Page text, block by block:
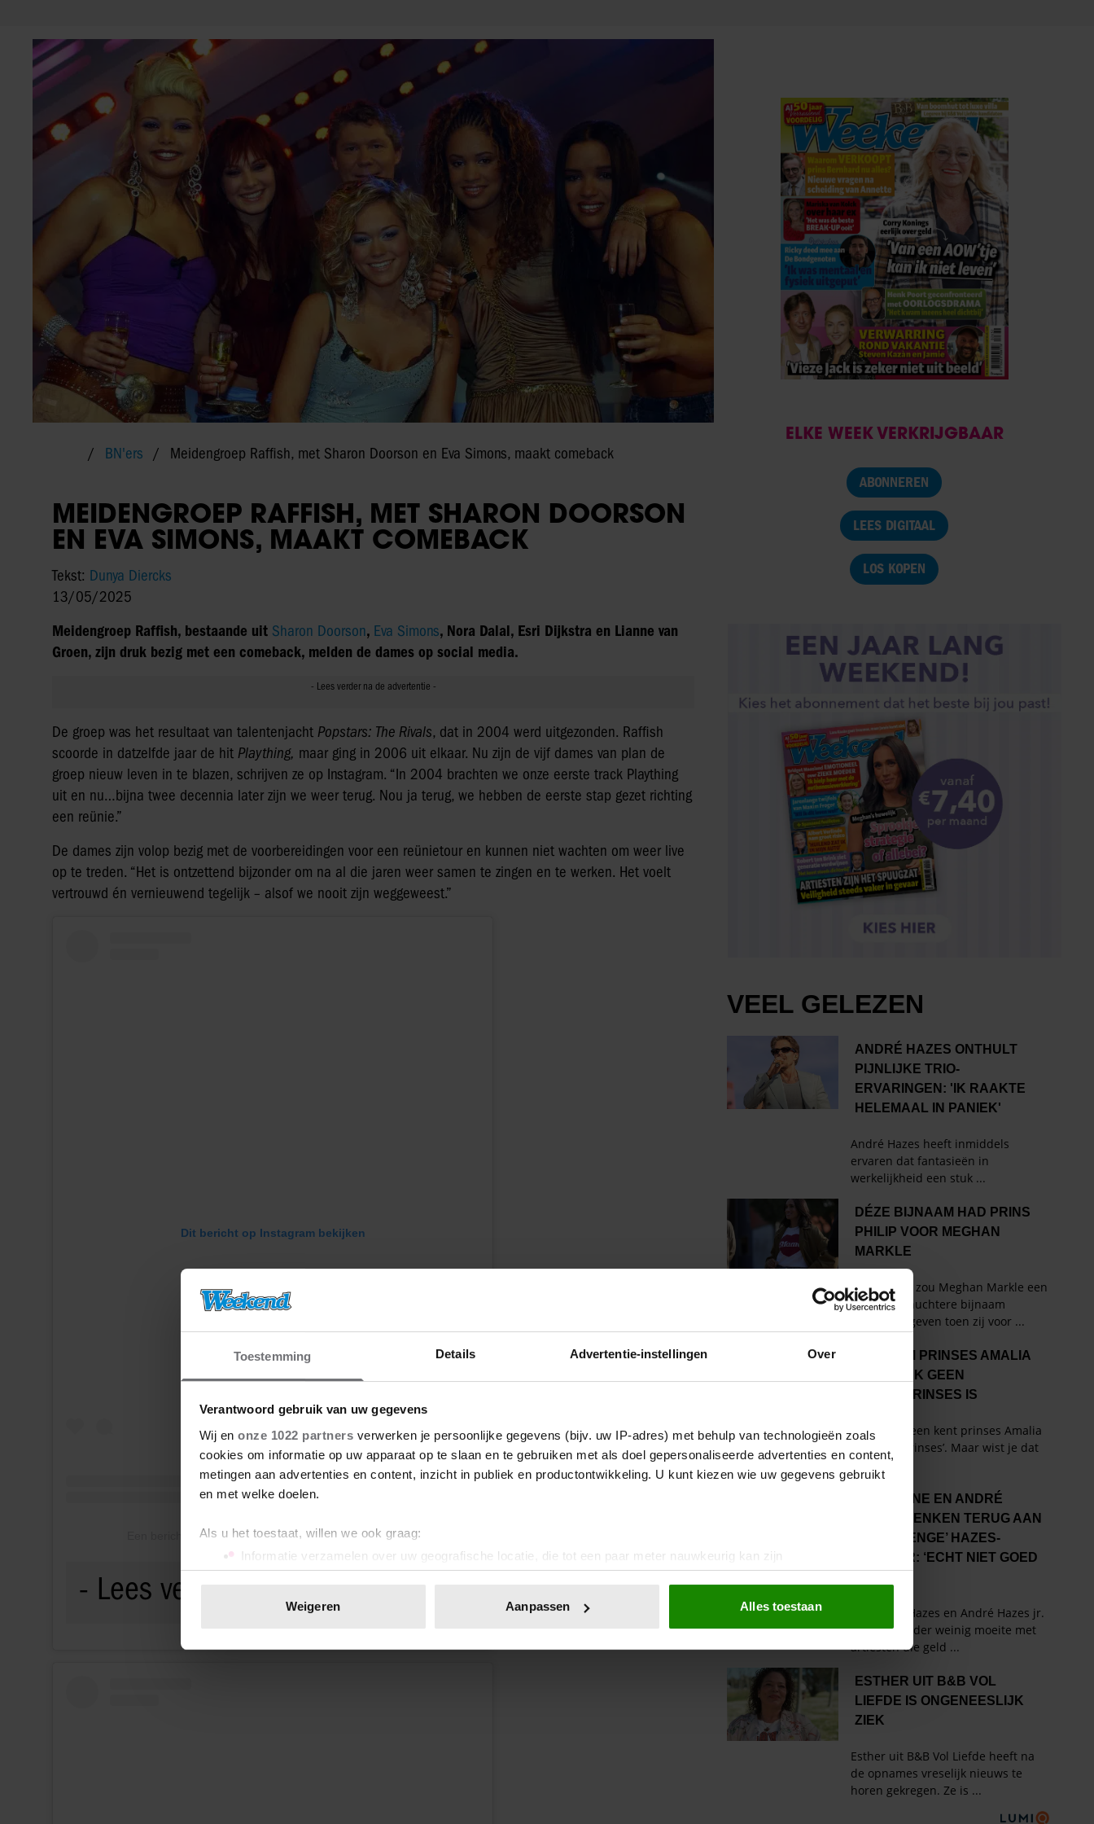
Toestemming Details Advertentie-instellingen Over
Verantwoord gebruik van uw gegevens
Wij en onze 1022 partners verwerken je persoonlijke gegevens (bijv. uw IP-adres) met behulp van technologieën zoals
cookies om informatie op uw apparaat op te slaan en te gebruiken met als doel gepersonaliseerde advertenties en content,
metingen aan advertenties en content, inzicht in publiek en productontwikkeling. U kunt kiezen wie uw gegevens gebruikt
en met welke doelen.
Als u het toestaat, willen we ook graag:
Informatie verzamelen over uw geografische locatie, die tot een paar meter nauwkeurig kan zijn
Uw apparaat identificeren door het actief te scannen op specifieke eigenschappen (fingerprinting)
toestemming op elk moment wijzigen of intrekken in de Cookieverklaring.
We gebruiken cookies om content en advertenties te personaliseren, om functies voor social media te bieden en om ons
websiteverkeer te analyseren. Ook delen we informatie over uw gebruik van onze site met onze partners voor social
media, adverteren en analyse. Deze partners kunnen deze gegevens combineren met andere informatie die u aan ze heeft
verstrekt of die ze hebben verzameld op basis van uw gebruik van hun services. U gaat akkoord met onze cookies als u
Weigeren Aanpassen Alles toestaan
BN'ers Meidengroep Raffish, met Sharon Doorson en Eva Simons, maakt comeback
MEIDENGROEP RAFFISH, MET SHARON DOORSON
EN EVA SIMONS, MAAKT COMEBACK
Tekst: Dunya Diercks
13/05/2025
Meidengroep Raffish, bestaande uit Sharon Doorson, Eva Simons, Nora Dalal, Esri Dijkstra en Lianne van
Groen, zijn druk bezig met een comeback, melden de dames op social media.
De groep was het resultaat van talentenjacht Popstars: The Rivals, dat in 2004 werd uitgezonden. Raffish
scoorde in datzelfde jaar de hit Plaything, maar ging in 2006 uit elkaar. Nu zijn de vijf dames van plan de
groep nieuw leven in te blazen, schrijven ze op Instagram. “In 2004 brachten we onze eerste track Plaything
uit en nu…bijna twee decennia later zijn we weer terug. Nou ja terug, we hebben de eerste stap gezet richting
een reünie.”
De dames zijn volop bezig met de voorbereidingen voor een reünietour en kunnen niet wachten om weer live
op te treden. “Het is ontzettend bijzonder om na al die jaren weer samen te zingen en te werken. Het voelt
vertrouwd én vernieuwend tegelijk – alsof we nooit zijn weggeweest.”
Dit bericht op Instagram bekijken
Een bericht gedeeld door Esri Elianne (@esrielianne)
ELKE WEEK VERKRIJGBAAR
ABONNEREN
LEES DIGITAAL
LOS KOPEN